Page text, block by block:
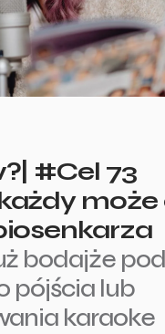
#Cel 73
może
bodajże
pójścia lub
karaoke